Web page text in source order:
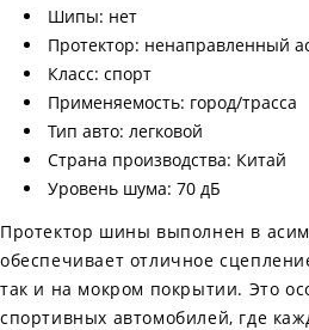
Шипы: нет
Протектор: ненаправленный
Класс: спорт
Применяемость: город/трасса
Тип авто: легковой
Страна производства: Китай
Уровень шума: 70 дБ
Протектор шины выполнен в
обеспечивает отличное
так и на мокром покрытии. Это
спортивных автомобилей, где